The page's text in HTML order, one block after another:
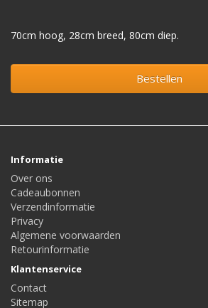
70cm hoog, 28cm breed, 80cm diep.
Bestellen
Informatie
Over ons
Cadeaubonnen
Verzendinformatie
Privacy
Algemene voorwaarden
Retourinformatie
Klantenservice
Contact
Sitemap